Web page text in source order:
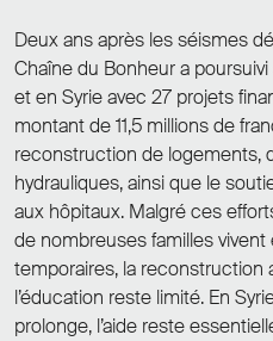
Deux ans après les séismes
Chaîne du Bonheur a
et en Syrie avec 27 projets
montant de 11,5 millions de
reconstruction de logements,
hydrauliques, ainsi que le
aux hôpitaux. Malgré ces
de nombreuses familles
temporaires, la reconstruction
l’éducation reste limité. En
prolonge, l’aide reste